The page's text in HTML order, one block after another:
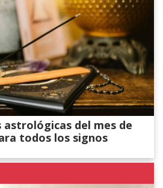
astrológicas del mes de
todos los signos